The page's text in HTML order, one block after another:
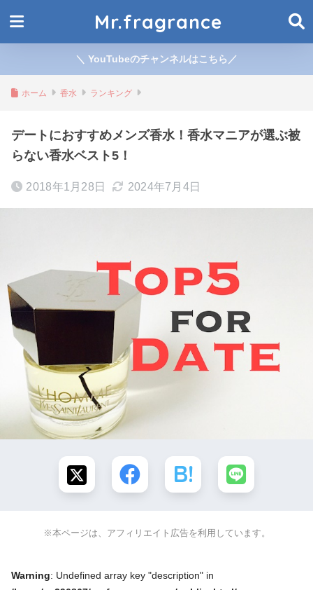
Mr.fragrance
＼ YouTubeのチャンネルはこちら／
ホーム 香水 ランキング
デートにおすすめメンズ香水！香水マニアが選ぶ被
らない香水ベスト5！
2018年1月28日 2024年7月4日
※本ページは、アフィリエイト広告を利用しています。
Warning: Undefined array key "description" in